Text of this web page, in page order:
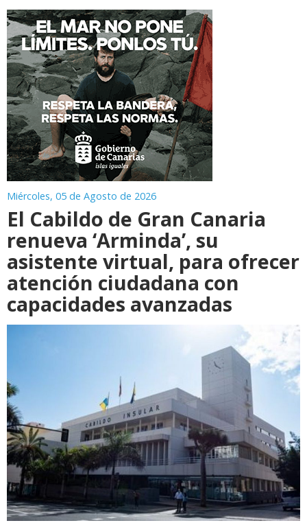
Miércoles, 05 de Agosto de 2026
El Cabildo de Gran Canaria
renueva ‘Arminda’, su
asistente virtual, para ofrecer
atención ciudadana con
capacidades avanzadas